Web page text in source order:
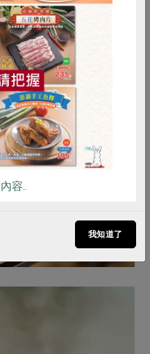
食譜 減硝酸鹽
同購買
容..
我知道了